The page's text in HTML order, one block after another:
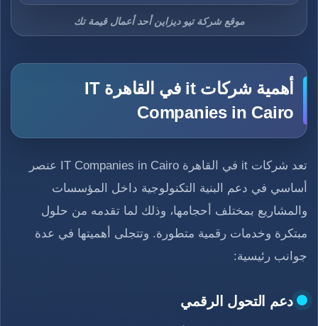
موقع شركة تيو ديزاين أحد أعمال قيمة تك
أهمية شركات it في القاهرة IT
Companies in Cairo
تعد شركات it في القاهرة IT Companies in Cairo عنصر
أساسي في دعم البنية التكنولوجية داخل المؤسسات
والمشاريع بمختلف أحجامها، وذلك لما تقدمه من حلول
مبتكرة وخدمات رقمية متطورة. وتتجلى أهميتها في عدة
جوانب رئيسية:
دعم التحول الرقمي